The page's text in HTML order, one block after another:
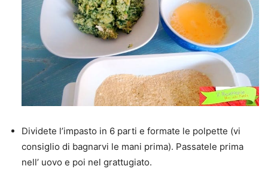
Dividete l’impasto in 6 parti e formate le polpette (vi
consiglio di bagnarvi le mani prima). Passatele prima
nell’ uovo e poi nel grattugiato.